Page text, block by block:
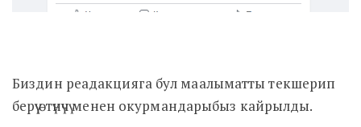
Биздин реадакцияга бул маалыматты текшерип
берүү өтүнүчү менен окурмандарыбыз кайрылды.